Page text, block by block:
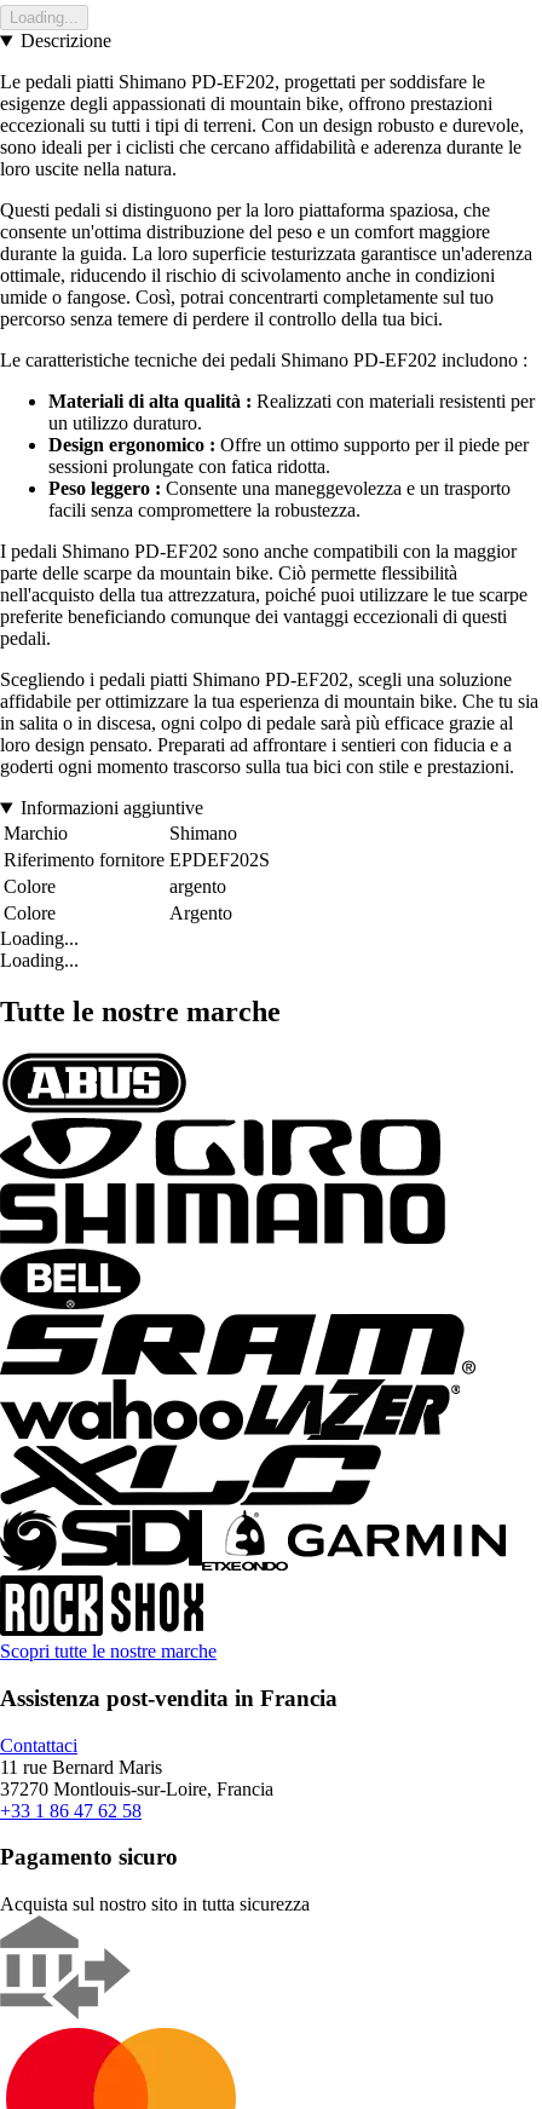
Loading...
Descrizione
Le pedali piatti Shimano PD-EF202, progettati per soddisfare le
esigenze degli appassionati di mountain bike, offrono prestazioni
eccezionali su tutti i tipi di terreni. Con un design robusto e durevole,
sono ideali per i ciclisti che cercano affidabilità e aderenza durante le
loro uscite nella natura.
Questi pedali si distinguono per la loro piattaforma spaziosa, che
consente un'ottima distribuzione del peso e un comfort maggiore
durante la guida. La loro superficie testurizzata garantisce un'aderenza
ottimale, riducendo il rischio di scivolamento anche in condizioni
umide o fangose. Così, potrai concentrarti completamente sul tuo
percorso senza temere di perdere il controllo della tua bici.
Le caratteristiche tecniche dei pedali Shimano PD-EF202 includono :
Materiali di alta qualità : Realizzati con materiali resistenti per
un utilizzo duraturo.
Design ergonomico : Offre un ottimo supporto per il piede per
sessioni prolungate con fatica ridotta.
Peso leggero : Consente una maneggevolezza e un trasporto
facili senza compromettere la robustezza.
I pedali Shimano PD-EF202 sono anche compatibili con la maggior
parte delle scarpe da mountain bike. Ciò permette flessibilità
nell'acquisto della tua attrezzatura, poiché puoi utilizzare le tue scarpe
preferite beneficiando comunque dei vantaggi eccezionali di questi
pedali.
Scegliendo i pedali piatti Shimano PD-EF202, scegli una soluzione
affidabile per ottimizzare la tua esperienza di mountain bike. Che tu sia
in salita o in discesa, ogni colpo di pedale sarà più efficace grazie al
loro design pensato. Preparati ad affrontare i sentieri con fiducia e a
goderti ogni momento trascorso sulla tua bici con stile e prestazioni.
Informazioni aggiuntive
Marchio
Shimano
Riferimento fornitore EPDEF202S
Colore
argento
Colore
Argento
Loading...
Loading...
Tutte le nostre marche
Scopri tutte le nostre marche
Assistenza post-vendita in Francia
Contattaci
11 rue Bernard Maris
37270 Montlouis-sur-Loire, Francia
+33 1 86 47 62 58
Pagamento sicuro
Acquista sul nostro sito in tutta sicurezza